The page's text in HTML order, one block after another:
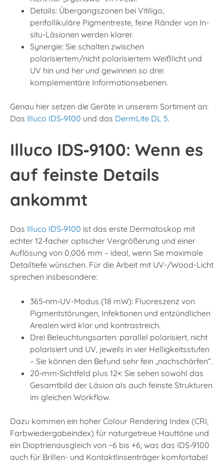
Details: Übergangszonen bei Vitiligo,
perifollikuläre Pigmentreste, feine Ränder von In-
situ-Läsionen werden klarer.
Synergie: Sie schalten zwischen
polarisiertem/nicht polarisiertem Weißlicht und
UV hin und her und gewinnen so drei
komplementäre Informationsebenen.
Genau hier setzen die Geräte in unserem Sortiment an:
Das Illuco IDS‑9100 und das DermLite DL 5.
Illuco IDS‑9100: Wenn es
auf feinste Details
ankommt
Das Illuco IDS‑9100 ist das erste Dermatoskop mit
echter 12‑facher optischer Vergrößerung und einer
Auflösung von 0,006 mm – ideal, wenn Sie maximale
Detailtiefe wünschen. Für die Arbeit mit UV-/Wood-Licht
sprechen insbesondere:​
365‑nm‑UV-Modus (18 mW): Fluoreszenz von
Pigmentstörungen, Infektionen und entzündlichen
Arealen wird klar und kontrastreich.​
Drei Beleuchtungsarten: parallel polarisiert, nicht
polarisiert und UV, jeweils in vier Helligkeitsstufen
– Sie können den Befund sehr fein „nachschärfen“.
20‑mm‑Sichtfeld plus 12×: Sie sehen sowohl das
Gesamtbild der Läsion als auch feinste Strukturen
im gleichen Workflow.​
Dazu kommen ein hoher Colour Rendering Index (CRI,
Farbwiedergabeindex) für naturgetreue Hauttöne und
ein Dioptrienausgleich von −6 bis +6, was das IDS‑9100
auch für Brillen- und Kontaktlinsenträger komfortabel